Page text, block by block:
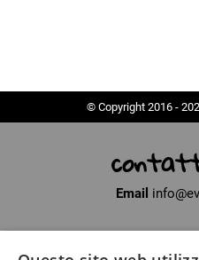
© Copyright 2016 -
Email